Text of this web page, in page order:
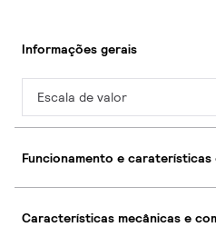
Informações gerais
Escala de valor
Funcionamento e caraterísticas
Características mecânicas e